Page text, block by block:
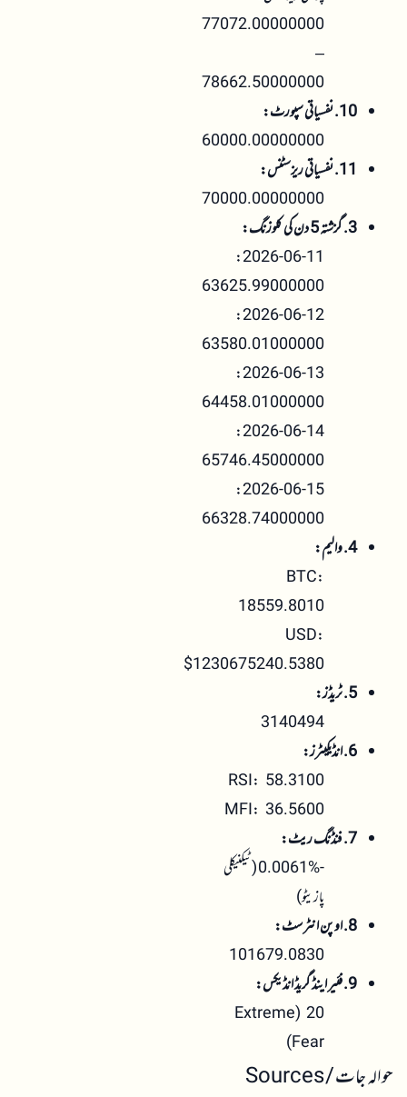
77072.00000000
–
78662.50000000
10. نفسیاتی سپورٹ:
60000.00000000
11. نفسیاتی ریزسٹنس:
70000.00000000
3. گزشتہ 5 دن کی کلوزنگ:
2026-06-11:
63625.99000000
2026-06-12:
63580.01000000
2026-06-13:
64458.01000000
2026-06-14:
65746.45000000
2026-06-15:
66328.74000000
4. والیم:
BTC:
18559.8010
USD:
$1230675240.5380
5. ٹریڈز:
3140494
6. انڈیکیٹرز:
RSI: 58.3100
MFI: 36.5600
7. فنڈنگ ریٹ:
-0.0061% (ٹیکنیکلی
پازیٹو)
8. اوپن انٹرسٹ:
101679.0830
9. فئیر اینڈ گریڈ انڈیکس:
20 (Extreme
Fear)
حوالہ جات / Sources